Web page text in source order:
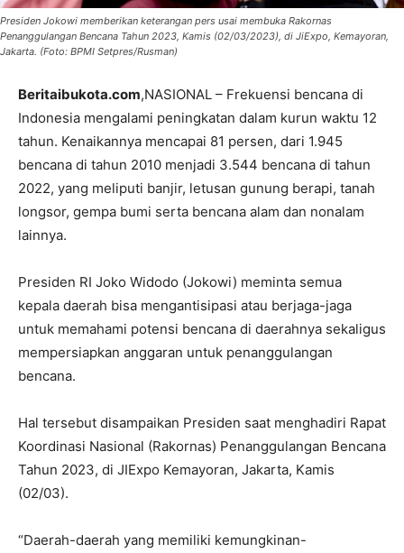
Presiden Jokowi memberikan keterangan pers usai membuka Rakornas
Penanggulangan Bencana Tahun 2023, Kamis (02/03/2023), di JiExpo, Kemayoran,
Jakarta. (Foto: BPMI Setpres/Rusman)
Beritaibukota.com,NASIONAL – Frekuensi bencana di
Indonesia mengalami peningkatan dalam kurun waktu 12
tahun. Kenaikannya mencapai 81 persen, dari 1.945
bencana di tahun 2010 menjadi 3.544 bencana di tahun
2022, yang meliputi banjir, letusan gunung berapi, tanah
longsor, gempa bumi serta bencana alam dan nonalam
lainnya.
Presiden RI Joko Widodo (Jokowi) meminta semua
kepala daerah bisa mengantisipasi atau berjaga-jaga
untuk memahami potensi bencana di daerahnya sekaligus
mempersiapkan anggaran untuk penanggulangan
bencana.
Hal tersebut disampaikan Presiden saat menghadiri Rapat
Koordinasi Nasional (Rakornas) Penanggulangan Bencana
Tahun 2023, di JIExpo Kemayoran, Jakarta, Kamis
(02/03).
“Daerah-daerah yang memiliki kemungkinan-